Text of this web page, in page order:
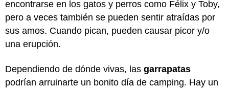
encontrarse en los gatos y perros como Félix y Toby,
pero a veces también se pueden sentir atraídas por
sus amos. Cuando pican, pueden causar picor y/o
una erupción.
Dependiendo de dónde vivas, las garrapatas
podrían arruinarte un bonito día de camping. Hay un